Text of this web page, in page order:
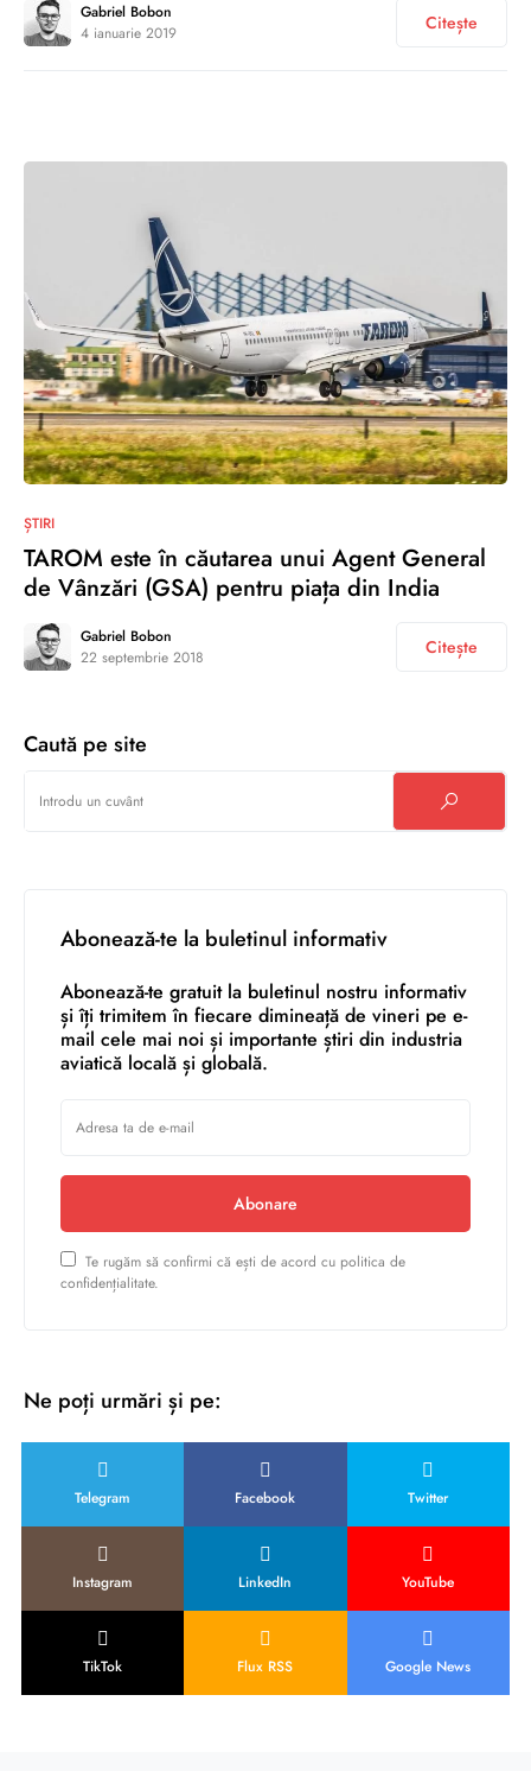
Gabriel Bobon
4 ianuarie 2019
Citește
ȘTIRI
TAROM este în căutarea unui Agent General
de Vânzări (GSA) pentru piața din India
Gabriel Bobon
22 septembrie 2018
Citește
Caută pe site
Abonează-te la buletinul informativ
Abonează-te gratuit la buletinul nostru informativ
și îți trimitem în fiecare dimineață de vineri pe e-
mail cele mai noi și importante știri din industria
aviatică locală și globală.
Abonare
Te rugăm să confirmi că ești de acord cu politica de
confidențialitate.
Ne poți urmări și pe:
Telegram Facebook Twitter
Instagram LinkedIn YouTube
TikTok Flux RSS Google News